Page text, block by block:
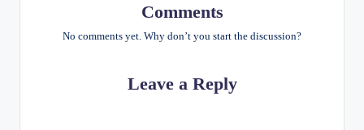
Comments
No comments yet. Why don’t you start the discussion?
Leave a Reply